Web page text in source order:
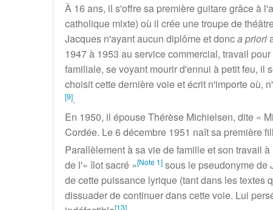
À 16 ans, il s'offre sa première guitare grâce à
catholique mixte) où il crée une troupe de
Jacques n'ayant aucun diplôme et donca priori
1947 à 1953 au service commercial, travail
familiale, se voyant mourir d'ennui à petit feu, il
choisit cette dernière voie et écrit n'importe où,
[9].
En 1950, il épouse Thérèse Michielsen, dite «
Cordée. Le6 décembre 1951 naît sa première
Parallèlement à sa vie de famille et son travail
de l'« îlot sacré »[Note 1] sous le pseudonyme de
de cette puissance lyrique (tant dans les textes
dissuader de continuer dans cette voie. Lui
[13]